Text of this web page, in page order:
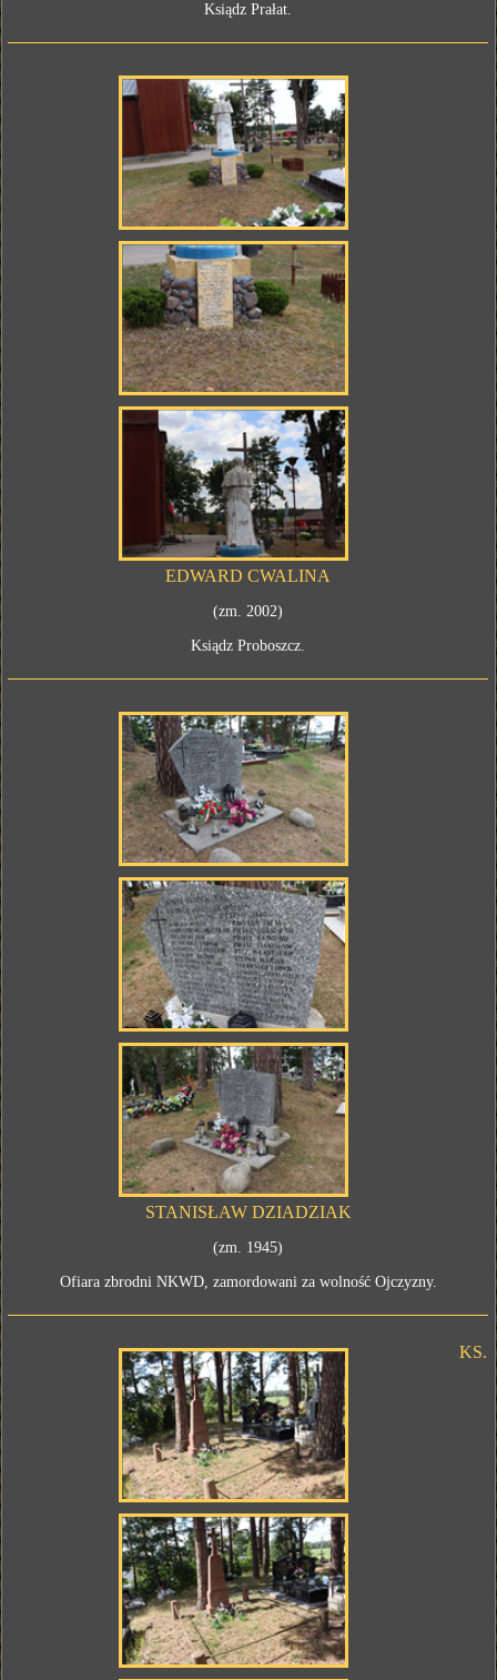
Ksiądz Prałat.
EDWARD CWALINA
(zm. 2002)
Ksiądz Proboszcz.
STANISŁAW DZIADZIAK
(zm. 1945)
Ofiara zbrodni NKWD, zamordowani za wolność Ojczyzny.
KS.